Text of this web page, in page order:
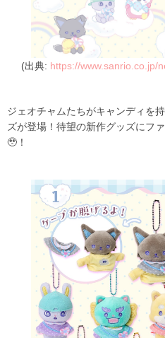
(出典: https://www.sanrio.co.jp/
ジェオチャムたちがキャンディを
ズが登場！待望の新作グッズにフ
🥹！